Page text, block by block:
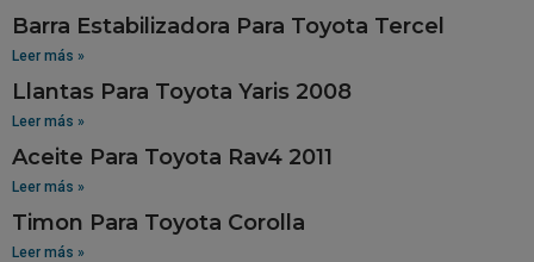
Barra Estabilizadora Para Toyota Tercel
Leer más »
Llantas Para Toyota Yaris 2008
Leer más »
Aceite Para Toyota Rav4 2011
Leer más »
Timon Para Toyota Corolla
Leer más »